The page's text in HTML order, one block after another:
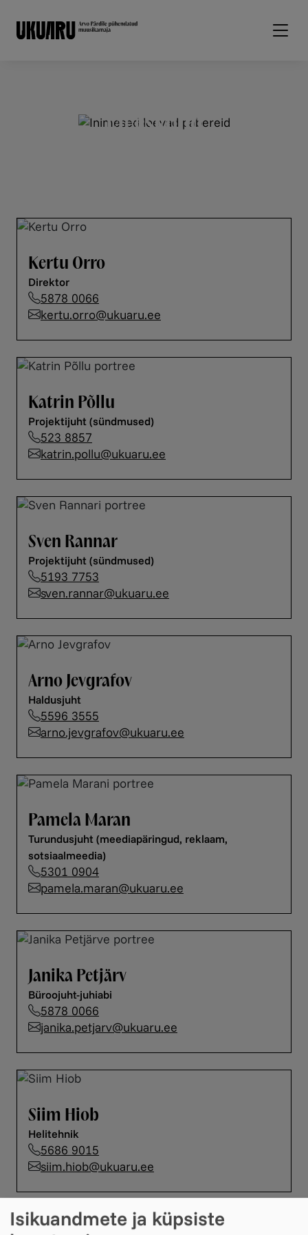
Meeskond
Meie meeskond
Kertu Orro
Direktor
5878 0066
kertu.orro@ukuaru.ee
Katrin Põllu
Projektijuht (sündmused)
523 8857
katrin.pollu@ukuaru.ee
Sven Rannar
Projektijuht (sündmused)
5193 7753
sven.rannar@ukuaru.ee
Arno Jevgrafov
Haldusjuht
5596 3555
arno.jevgrafov@ukuaru.ee
Pamela Maran
Turundusjuht (meediapäringud, reklaam,
sotsiaalmeedia)
5301 0904
pamela.maran@ukuaru.ee
Janika Petjärv
Büroojuht-juhiabi
5878 0066
janika.petjarv@ukuaru.ee
Siim Hiob
Helitehnik
5686 9015
siim.hiob@ukuaru.ee
Isikuandmete ja küpsiste